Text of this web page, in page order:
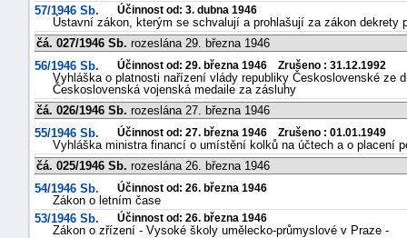
57/1946 Sb.
Účinnost od: 3. dubna 1946
Ústavní zákon, kterým se schvalují a prohlašují za zákon dekrety
čá. 027/1946 Sb. rozeslána 29. března 1946
56/1946 Sb.
Účinnost od: 29. března 1946 Zrušeno : 31.12.1992
Vyhláška o platnosti nařízení vlády republiky Československé ze
Československá vojenská medaile za zásluhy
čá. 026/1946 Sb. rozeslána 27. března 1946
55/1946 Sb.
Účinnost od: 27. března 1946 Zrušeno : 01.01.1949
Vyhláška ministra financí o umístění kolků na účtech a o placení
čá. 025/1946 Sb. rozeslána 26. března 1946
54/1946 Sb.
Účinnost od: 26. března 1946
Zákon o letním čase
53/1946 Sb.
Účinnost od: 26. března 1946
Zákon o zřízení - Vysoké školy umělecko-průmyslové v Praze -